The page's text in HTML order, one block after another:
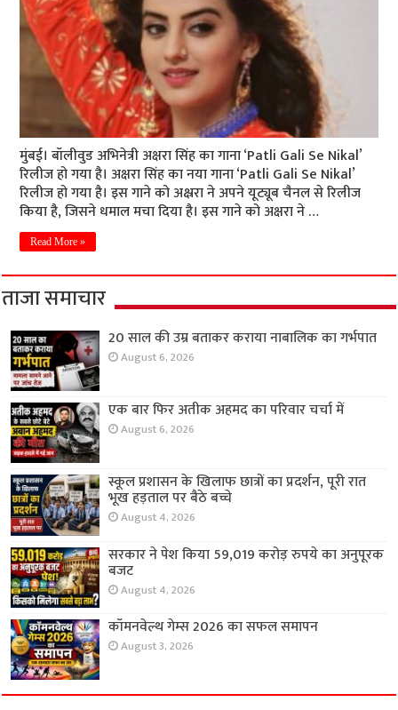
मुंबई। बॉलीवुड अभिनेत्री अक्षरा सिंह का गाना ‘Patli Gali Se Nikal’
रिलीज हो गया है। अक्षरा सिंह का नया गाना ‘Patli Gali Se Nikal’
रिलीज हो गया है। इस गाने को अक्ष्ररा ने अपने यूट्यूब चैनल से रिलीज
किया है, जिसने धमाल मचा दिया है। इस गाने को अक्षरा ने …
Read More »
ताजा समाचार
20 साल की उम्र बताकर कराया नाबालिक का गर्भपात
August 6, 2026
एक बार फिर अतीक अहमद का परिवार चर्चा में
August 6, 2026
स्कूल प्रशासन के खिलाफ छात्रों का प्रदर्शन, पूरी रात
भूख हड़ताल पर बैठे बच्चे
August 4, 2026
सरकार ने पेश किया 59,019 करोड़ रुपये का अनुपूरक
बजट
August 4, 2026
कॉमनवेल्थ गेम्स 2026 का सफल समापन
August 3, 2026